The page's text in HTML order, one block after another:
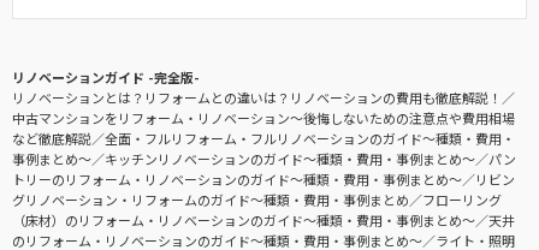
リノベーションガイド -完全版-
リノベーションとは？リフォームとの違いは？リノベーションの費用も徹底解説！
中古マンションをリフォーム・リノベーション〜後悔しないための注意点や費用相場
など徹底解説
全面・フルリフォーム・フルリノベーションのガイド〜種類・費用・
事例まとめ〜
キッチンリノベーションのガイド〜種類・費用・事例まとめ〜
パン
トリーのリフォーム・リノベーションのガイド〜種類・費用・事例まとめ〜
リビン
グリノベーション・リフォームのガイド〜種類・費用・事例まとめ
フローリング
（床材）のリフォーム・リノベーションのガイド〜種類・費用・事例まとめ〜
天井
のリフォーム・リノベーションのガイド〜種類・費用・事例まとめ〜
ライト・照明